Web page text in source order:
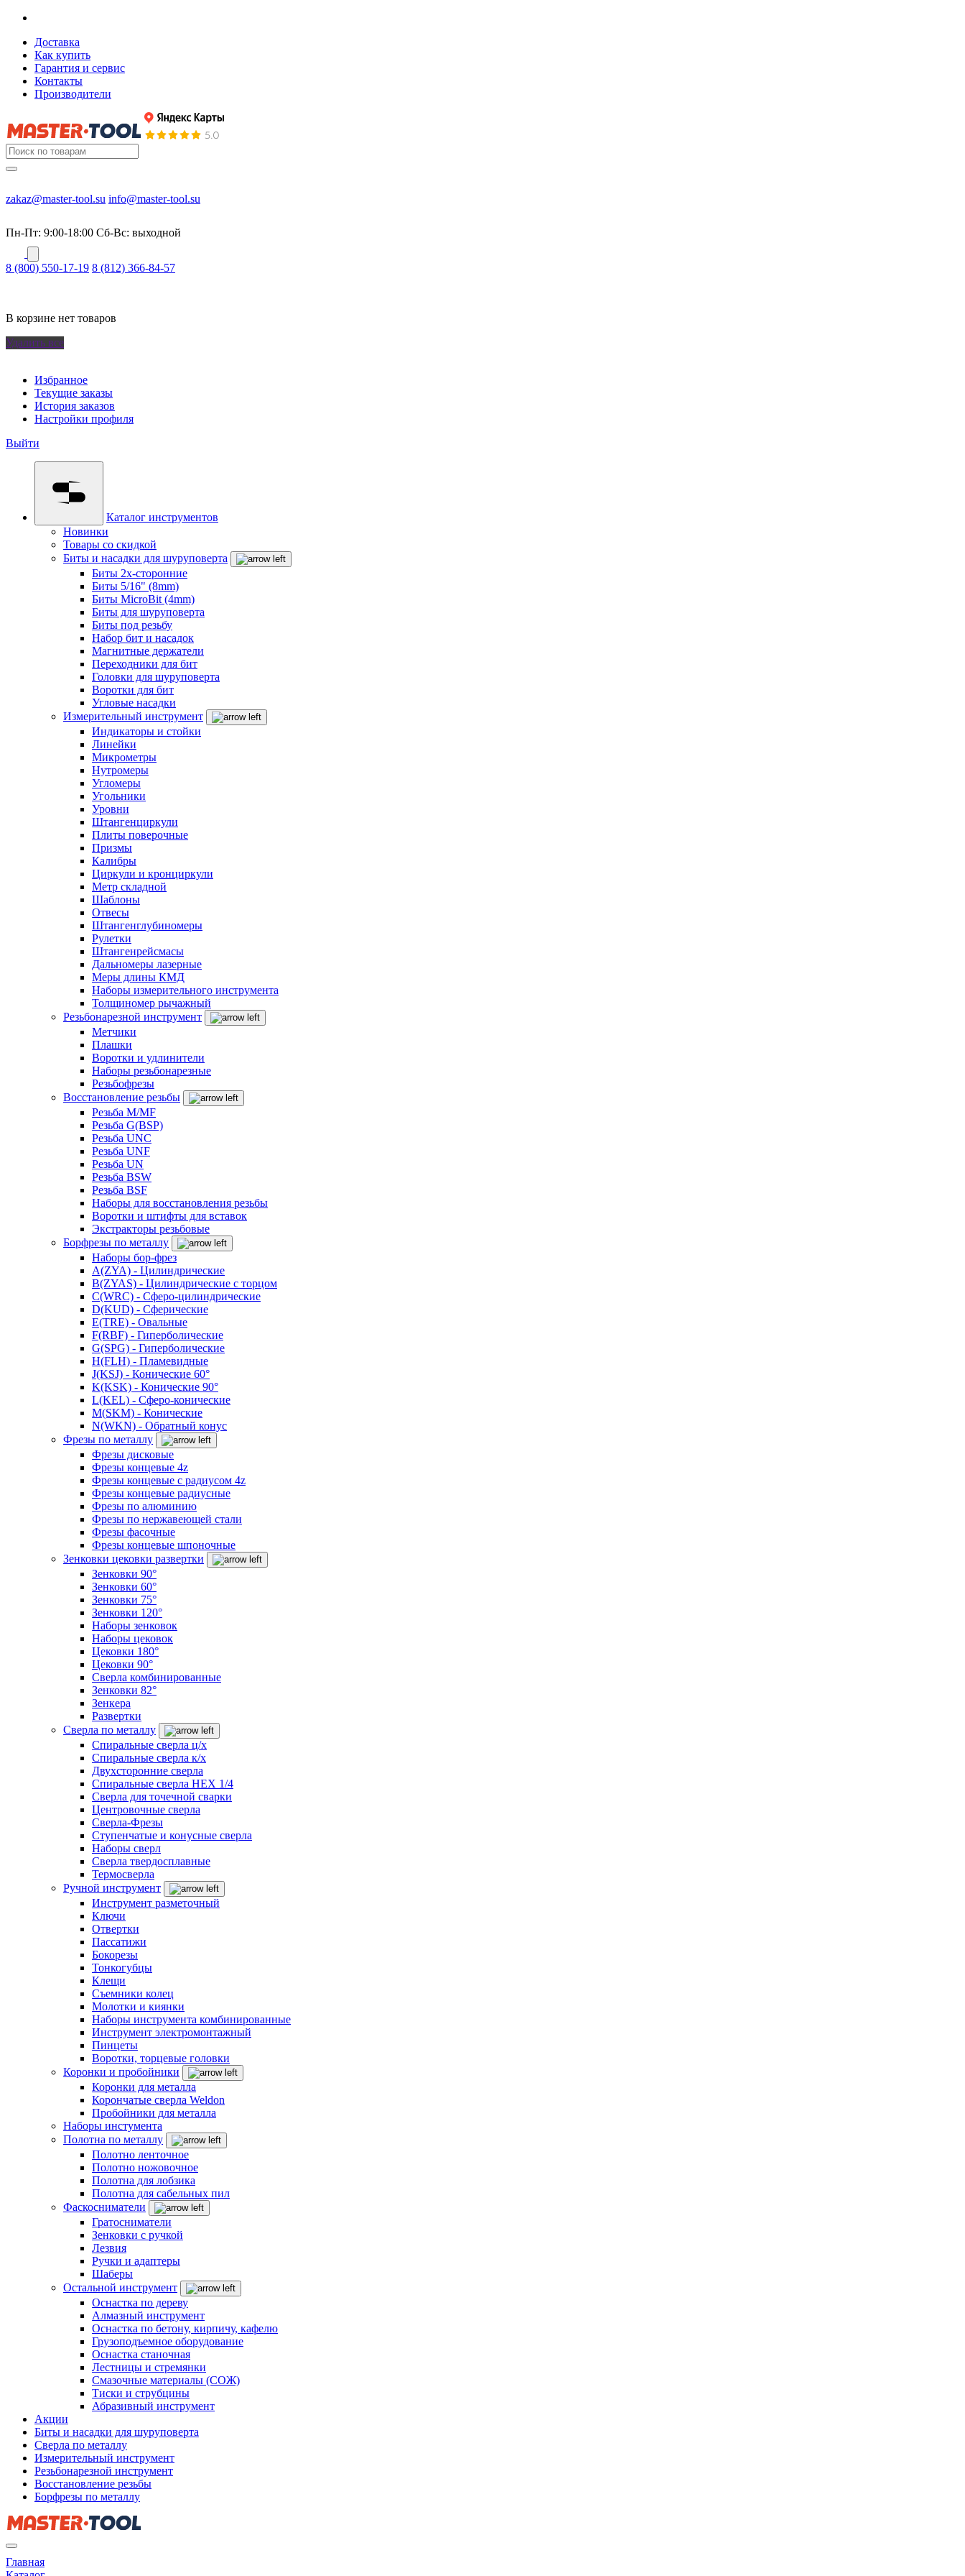
Доставка
Как купить
Гарантия и сервис
Контакты
Производители
zakaz@master-tool.su info@master-tool.su
Пн-Пт: 9:00-18:00 Cб-Вс: выходной
8 (800) 550-17-19 8 (812) 366-84-57
В корзине нет товаров
Удалить все
Избранное
Текущие заказы
История заказов
Настройки профиля
Выйти
Каталог инструментов
Новинки
Товары со скидкой
Биты и насадки для шуруповерта
Биты 2х-сторонние
Биты 5/16" (8mm)
Биты MicroBit (4mm)
Биты для шуруповерта
Биты под резьбу
Набор бит и насадок
Магнитные держатели
Переходники для бит
Головки для шуруповерта
Воротки для бит
Угловые насадки
Измерительный инструмент
Индикаторы и стойки
Линейки
Микрометры
Нутромеры
Угломеры
Угольники
Уровни
Штангенциркули
Плиты поверочные
Призмы
Калибры
Циркули и кронциркули
Метр складной
Шаблоны
Отвесы
Штангенглубиномеры
Рулетки
Штангенрейсмасы
Дальномеры лазерные
Меры длины КМД
Наборы измерительного инструмента
Толщиномер рычажный
Резьбонарезной инструмент
Метчики
Плашки
Воротки и удлинители
Наборы резьбонарезные
Резьбофрезы
Восстановление резьбы
Резьба M/MF
Резьба G(BSP)
Резьба UNC
Резьба UNF
Резьба UN
Резьба BSW
Резьба BSF
Наборы для восстановления резьбы
Воротки и штифты для вставок
Экстракторы резьбовые
Борфрезы по металлу
Наборы бор-фрез
A(ZYA) - Цилиндрические
B(ZYAS) - Цилиндрические с торцом
C(WRC) - Сферо-цилиндрические
D(KUD) - Сферические
E(TRE) - Овальные
F(RBF) - Гиперболические
G(SPG) - Гиперболические
H(FLH) - Пламевидные
J(KSJ) - Конические 60°
K(KSK) - Конические 90°
L(KEL) - Сферо-конические
M(SKM) - Конические
N(WKN) - Обратный конус
Фрезы по металлу
Фрезы дисковые
Фрезы концевые 4z
Фрезы концевые с радиусом 4z
Фрезы концевые радиусные
Фрезы по алюминию
Фрезы по нержавеющей стали
Фрезы фасочные
Фрезы концевые шпоночные
Зенковки цековки развертки
Зенковки 90°
Зенковки 60°
Зенковки 75°
Зенковки 120°
Наборы зенковок
Наборы цековок
Цековки 180°
Цековки 90°
Сверла комбинированные
Зенковки 82°
Зенкера
Развертки
Сверла по металлу
Спиральные сверла ц/х
Спиральные сверла к/х
Двухсторонние сверла
Спиральные сверла HEX 1/4
Сверла для точечной сварки
Центровочные сверла
Сверла-Фрезы
Ступенчатые и конусные сверла
Наборы сверл
Сверла твердосплавные
Термосверла
Ручной инструмент
Инструмент разметочный
Ключи
Отвертки
Пассатижи
Бокорезы
Тонкогубцы
Клещи
Съемники колец
Молотки и киянки
Наборы инструмента комбинированные
Инструмент электромонтажный
Пинцеты
Воротки, торцевые головки
Коронки и пробойники
Коронки для металла
Корончатые сверла Weldon
Пробойники для металла
Наборы инстумента
Полотна по металлу
Полотно ленточное
Полотно ножовочное
Полотна для лобзика
Полотна для сабельных пил
Фаскосниматели
Гратосниматели
Зенковки с ручкой
Лезвия
Ручки и адаптеры
Шаберы
Остальной инструмент
Оснастка по дереву
Алмазный инструмент
Оснастка по бетону, кирпичу, кафелю
Грузоподъемное оборудование
Оснастка станочная
Лестницы и стремянки
Смазочные материалы (СОЖ)
Тиски и струбцины
Абразивный инструмент
Акции
Биты и насадки для шуруповерта
Сверла по металлу
Измерительный инструмент
Резьбонарезной инструмент
Восстановление резьбы
Борфрезы по металлу
Главная